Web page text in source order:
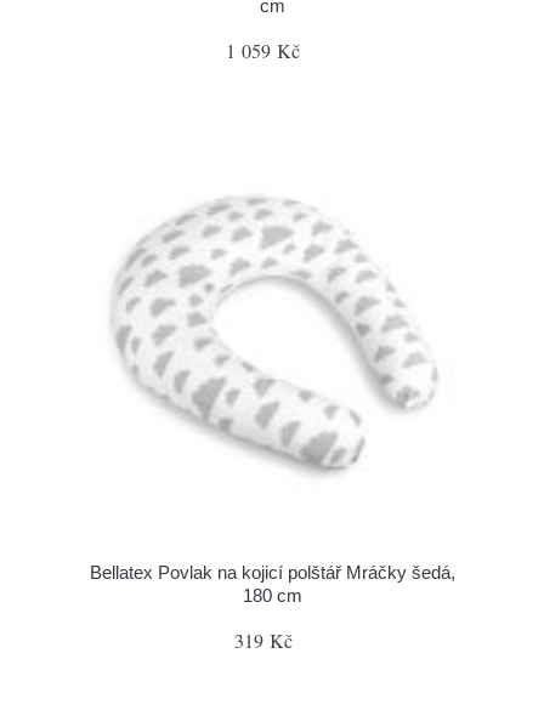
cm
1 059 Kč
Bellatex Povlak na kojicí polštář Mráčky šedá,
180 cm
319 Kč